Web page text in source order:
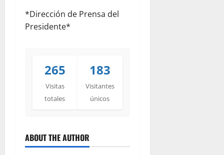
*Dirección de Prensa del
Presidente*
265
Visitas
totales
183
Visitantes
únicos
ABOUT THE AUTHOR